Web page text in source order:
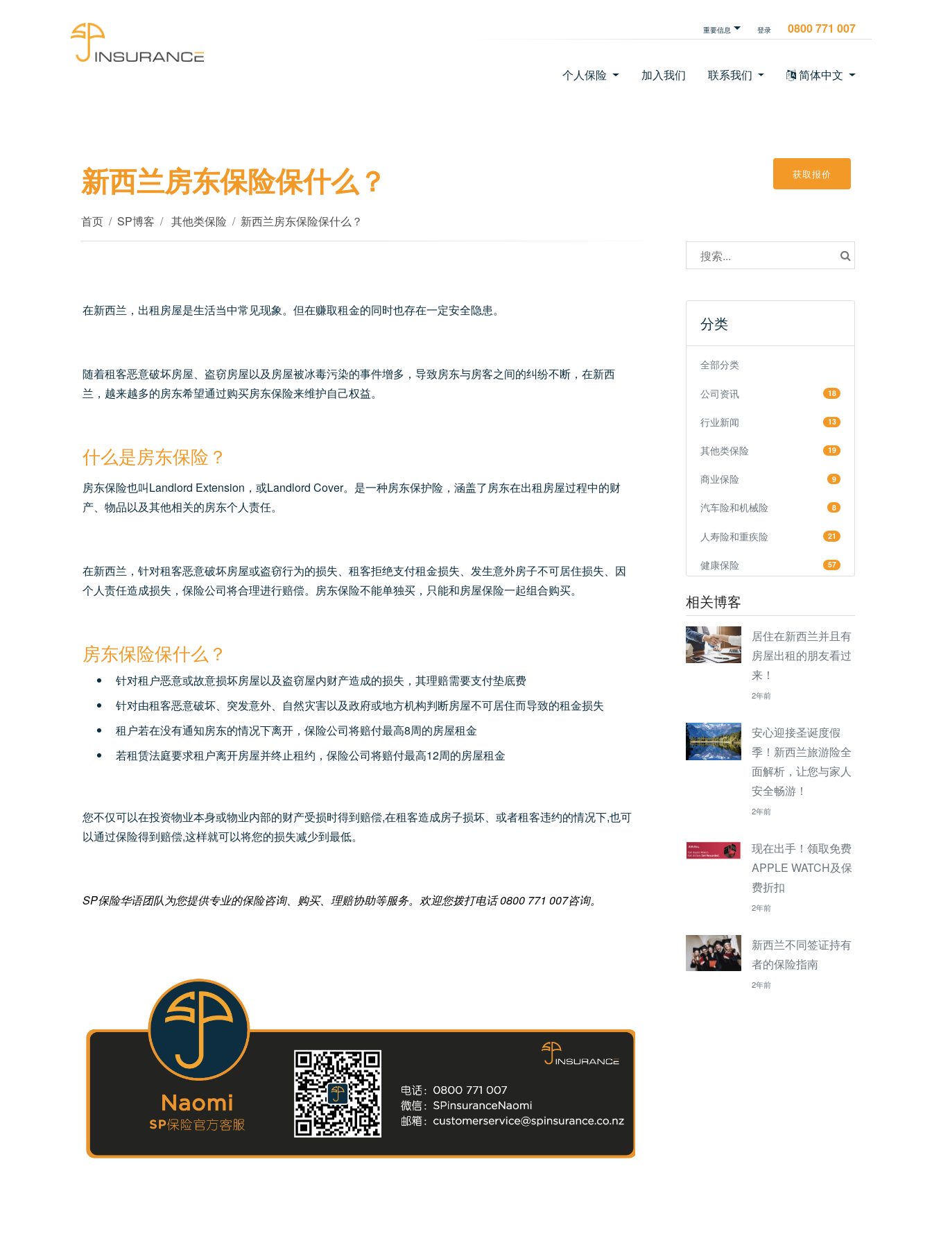
重要信息 登录 0800 771 007
个人保险 加入我们 联系我们 简体中文
新西兰房东保险保什么？ 获取报价
首页 SP博客 其他类保险 新西兰房东保险保什么？
在新西兰，出租房屋是生活当中常见现象。但在赚取租金的同时也存在一定安全隐患。
随着租客恶意破坏房屋、盗窃房屋以及房屋被冰毒污染的事件增多，导致房东与房客之间的纠纷不断，在新西
兰，越来越多的房东希望通过购买房东保险来维护自己权益。
什么是房东保险 ？
房东保险也叫Landlord Extension，或Landlord Cover。是一种房东保护险，涵盖了房东在出租房屋过程中的财
产、物品以及其他相关的房东个人责任。
在新西兰，针对租客恶意破坏房屋或盗窃行为的损失、租客拒绝支付租金损失、发生意外房子不可居住损失、因
个人责任造成损失，保险公司将合理进行赔偿。房东保险不能单独买，只能和房屋保险一起组合购买。
房东保险保什么？
针对租户恶意或故意损坏房屋以及盗窃屋内财产造成的损失，其理赔需要支付垫底费
针对由租客恶意破坏、突发意外、自然灾害以及政府或地方机构判断房屋不可居住而导致的租金损失
租户若在没有通知房东的情况下离开，保险公司将赔付最高8周的房屋租金
若租赁法庭要求租户离开房屋并终止租约，保险公司将赔付最高12周的房屋租金
您不仅可以在投资物业本身或物业内部的财产受损时得到赔偿,在租客造成房子损坏、或者租客违约的情况下,也可
以通过保险得到赔偿,这样就可以将您的损失减少到最低。
SP保险华语团队为您提供专业的保险咨询、购买、理赔协助等服务。欢迎您拨打电话 0800 771 007咨询。
分类
全部分类
公司资讯 18
行业新闻 13
其他类保险 19
商业保险 9
汽车险和机械险 8
人寿险和重疾险 21
健康保险 57
相关博客
居住在新西兰并且有
房屋出租的朋友看过
来！
2年前
安心迎接圣诞度假
季！新西兰旅游险全
面解析，让您与家人
安全畅游！
2年前
现在出手！领取免费
APPLE WATCH及保
费折扣
2年前
新西兰不同签证持有
者的保险指南
2年前